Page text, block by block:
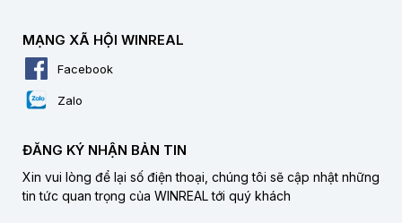
MẠNG XÃ HỘI WINREAL
Facebook
Zalo
ĐĂNG KÝ NHẬN BẢN TIN
Xin vui lòng để lại số điện thoại, chúng tôi sẽ cập nhật những
tin tức quan trọng của WINREAL tới quý khách